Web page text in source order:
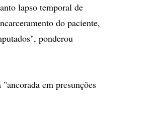
lapso temporal de
do paciente,
ponderou
em presunções